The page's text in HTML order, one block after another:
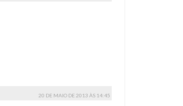
20 DE MAIO DE 2013 ÀS 14:45